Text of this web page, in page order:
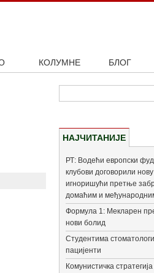
КОЛУМНЕ БЛОГ
НАЈЧИТАНИЈЕ
РТ: Водећи европски
клубови договорили
игноришући претње
домаћим и
Формула 1: Мекларен
нови болид
Студентима
пацијенти
Комунистичка